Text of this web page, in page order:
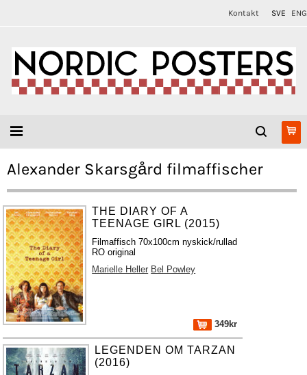
Kontakt SVE ENG
Alexander Skarsgård filmaffischer
THE DIARY OF A
TEENAGE GIRL (2015)
Filmaffisch 70x100cm nyskick/rullad
RO original
Marielle Heller Bel Powley
349kr
LEGENDEN OM TARZAN
(2016)